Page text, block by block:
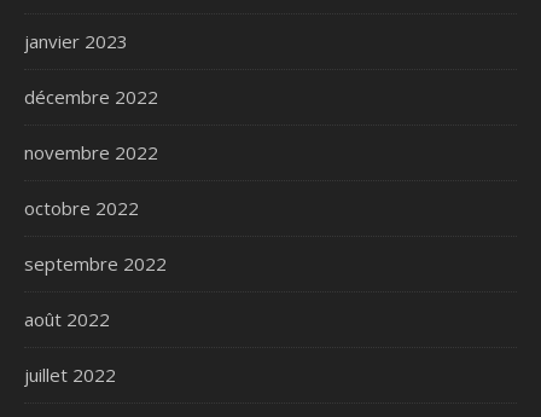
janvier 2023
décembre 2022
novembre 2022
octobre 2022
septembre 2022
août 2022
juillet 2022